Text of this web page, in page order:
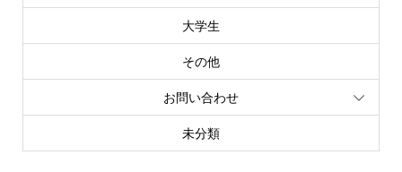
大学生
その他
お問い合わせ
未分類